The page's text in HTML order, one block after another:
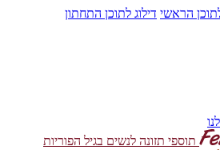
הראשי דילוג לתוכן התחתון
תוספי תזונה לנשים בגיל הפוריות